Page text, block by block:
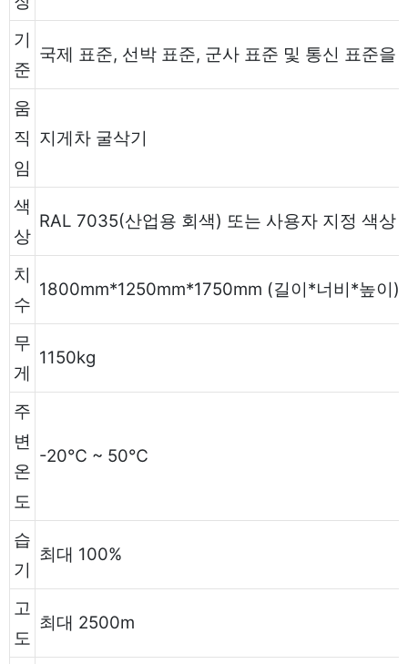
기
준
국제 표준, 선박 표준, 군사 표준 및 통신 표준을
움
직
임
지게차 굴삭기
색
상
RAL 7035(산업용 회색) 또는 사용자 지정 색상
치
수
1800mm*1250mm*1750mm (길이*너비*높이)
무
게
1150kg
주
변
온
도
-20℃ ~ 50℃
습
기
최대 100%
고
도
최대 2500m